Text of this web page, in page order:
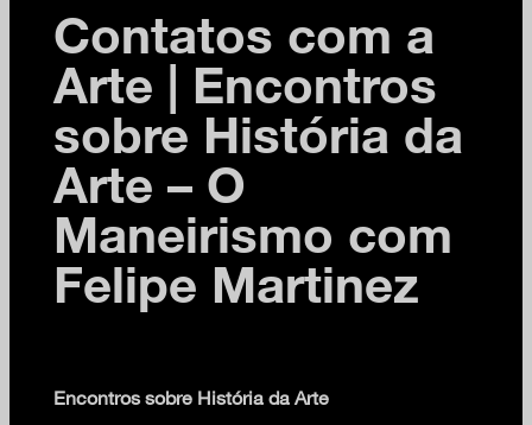
Contatos com a
Arte | Encontros
sobre História da
Arte – O
Maneirismo com
Felipe Martinez
Encontros sobre História da Arte